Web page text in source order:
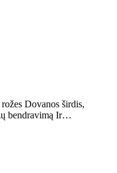
Dovanos širdis,
bendravimą Ir…